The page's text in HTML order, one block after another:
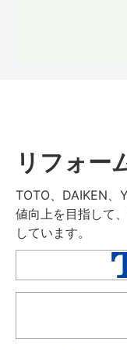
リフォー
TOTO、DAIKEN、
値向上を目指して
しています。